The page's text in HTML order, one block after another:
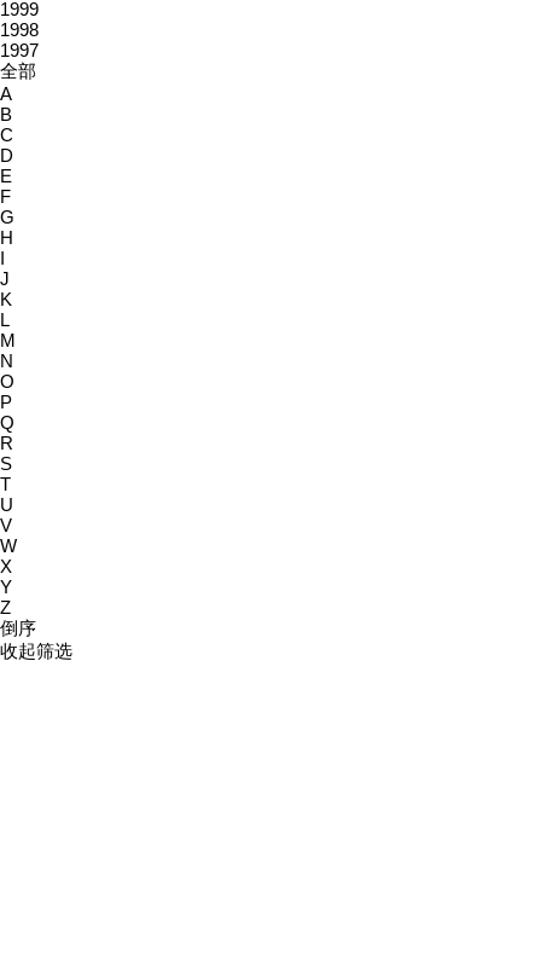
1999
1998
1997
全部
A
B
C
D
E
F
G
H
I
J
K
L
M
N
O
P
Q
R
S
T
U
V
W
X
Y
Z
倒序
收起筛选